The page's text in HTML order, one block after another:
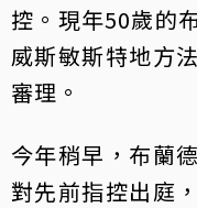
控。現年50歲的
威斯敏斯特地方
審理。
今年稍早，布蘭
對先前指控出庭